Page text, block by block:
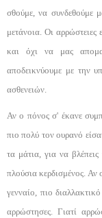
σθούμε, να συνδεθούμε
μετάνοια. Οι
και όχι να μας
αποδεικνύουμε με την
ασθενειών.
Αν ο πόνος σ' έκανε
πιο πολύ τον ουρανό
τα μάτια, για να
πλούσια κερδισμένος. Αν
γενναίο, πιο
αρρώστησες. Γιατί